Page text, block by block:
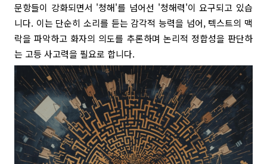
문항들이 강화되면서 '청해'를 넘어선 '청해력'이 요구되고 있습
니다. 이는 단순히 소리를 듣는 감각적 능력을 넘어, 텍스트의 맥
락을 파악하고 화자의 의도를 추론하며 논리적 정합성을 판단하
는 고등 사고력을 필요로 합니다.